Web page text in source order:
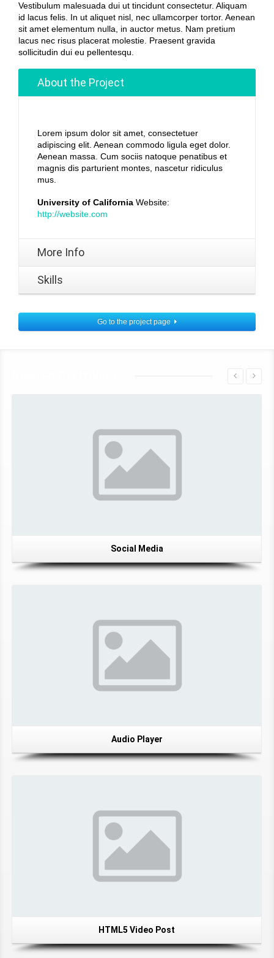
Vestibulum malesuada dui ut tincidunt consectetur. Aliquam
id lacus felis. In ut aliquet nisl, nec ullamcorper tortor. Aenean
sit amet elementum nulla, in auctor metus. Nam pretium
lacus nec risus placerat molestie. Praesent gravida
sollicitudin dui eu pellentesqu.
About the Project
Lorem ipsum dolor sit amet, consectetuer
adipiscing elit. Aenean commodo ligula eget dolor.
Aenean massa. Cum sociis natoque penatibus et
magnis dis parturient montes, nascetur ridiculus
mus.
University of California Website:
http://website.com
More Info
Skills
Go to the project page
Social Media
Audio Player
HTML5 Video Post